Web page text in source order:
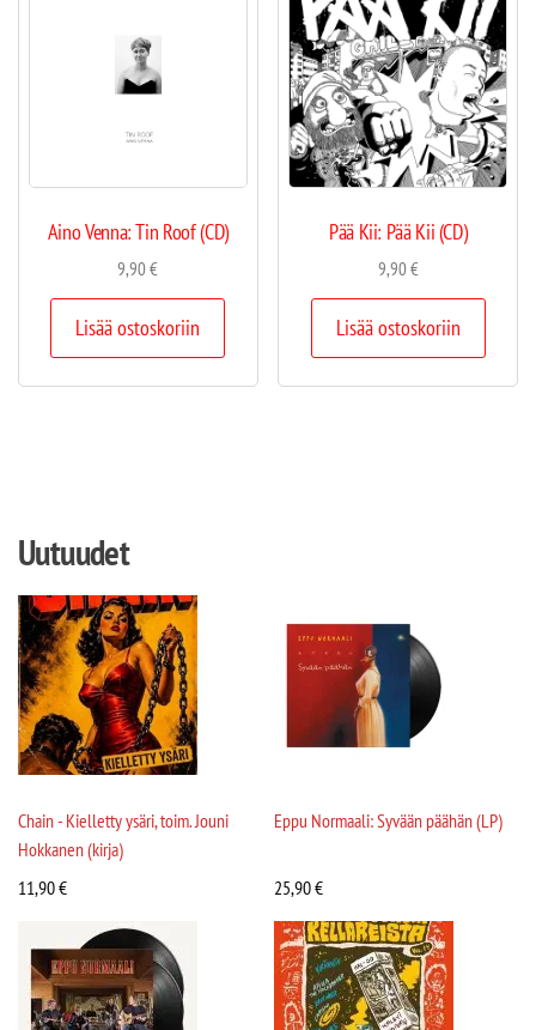
Aino Venna: Tin Roof (CD)
9,90€
Lisää ostoskoriin
Pää Kii: Pää Kii (CD)
9,90€
Lisää ostoskoriin
Uutuudet
Chain - Kielletty ysäri, toim. Jouni
Hokkanen (kirja)
11,90€
Eppu Normaali: Syvään päähän (LP)
25,90€